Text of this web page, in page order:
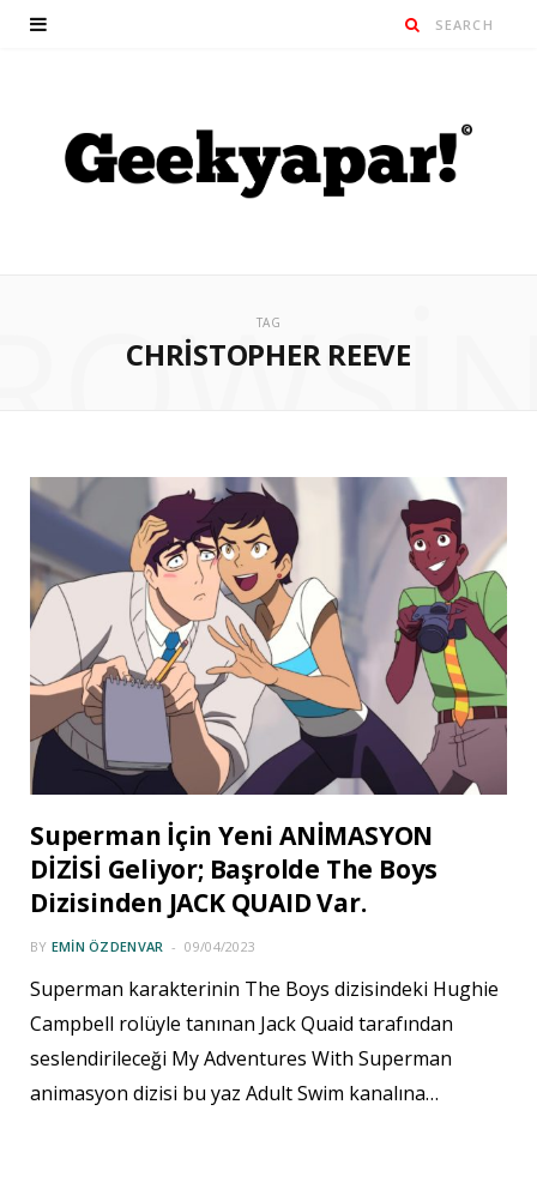
TAG
CHRISTOPHER REEVE
Superman İçin Yeni ANİMASYON
DİZİSİ Geliyor; Başrolde The Boys
Dizisinden JACK QUAID Var.
BY EMIN ÖZDENVAR 09/04/2023
Superman karakterinin The Boys dizisindeki Hughie
Campbell rolüyle tanınan Jack Quaid tarafından
seslendirileceği My Adventures With Superman
animasyon dizisi bu yaz Adult Swim kanalına…